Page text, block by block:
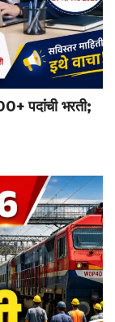
पदांची भरती;